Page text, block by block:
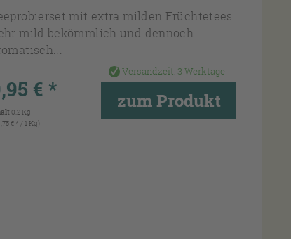
mit extra milden Früchtetees.
mild bekömmlich und dennoch
Versandzeit: 3 Werktage
€ *
0.2 Kg
€ * / 1 Kg)
zum Produkt